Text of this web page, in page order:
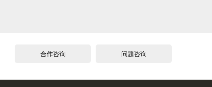
合作咨询 问题咨询